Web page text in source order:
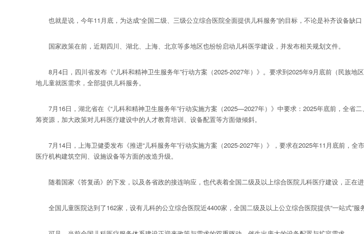
也就是说，今年11月底，为达成“全国二级、三级公立综合医院全面提供儿科服务”的目标，不论是补齐设备缺口
国家政策在前，近期四川、湖北、上海、北京等多地区也纷纷启动儿科医学建设，并发布相关规划文件。
8月4日，四川省发布《“儿科和精神卫生服务年”行动方案（2025-2027年）》。要求到2025年9月底前（民族地
地儿童就医需求，全部提供儿科服务。
7月16日，湖北省在《“儿科和精神卫生服务年”行动实施方案（2025—2027年）》中要求：2025年底前，全省
筹资源，加大政策对儿科医疗建设中的人才教育培训、设备配置等方面做倾斜。
7月14日，上海卫健委发布《推进“儿科服务年”行动实施方案（2025-2027年）》，要求在2025年11月底前，
医疗机构建筑空间、设施设备等方面的改造升级。
随着国家《答复函》的下发，以及各省政的接连响应，也代表着全国二级及以上综合医院儿科医疗建设，正在进
全国儿童医院达到了162家，设有儿科的公立综合医院近4400家，全国二级及以上公立综合医院提供“一站式”服